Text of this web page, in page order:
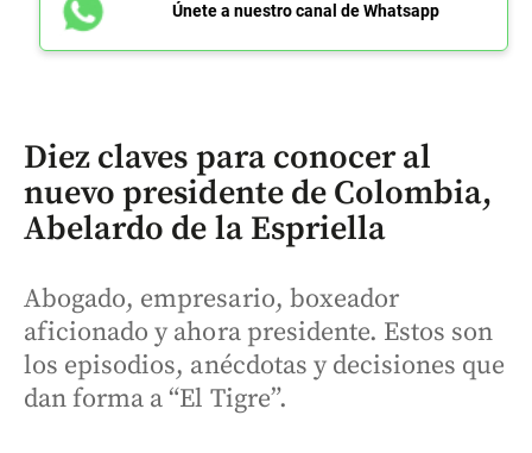
Únete a nuestro canal de Whatsapp
Diez claves para conocer al
nuevo presidente de Colombia,
Abelardo de la Espriella
Abogado, empresario, boxeador
aficionado y ahora presidente. Estos son
los episodios, anécdotas y decisiones que
dan forma a “El Tigre”.